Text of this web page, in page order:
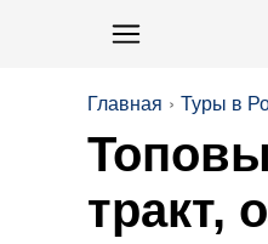
Главная Туры в
тракт,